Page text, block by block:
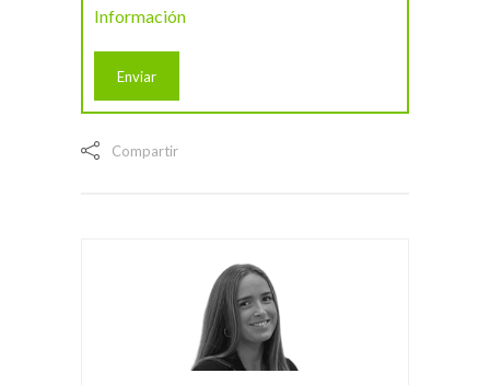
Información
Compartir